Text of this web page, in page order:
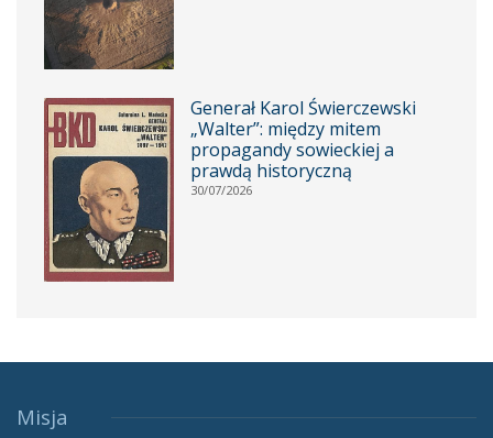
Generał Karol Świerczewski
„Walter”: między mitem
propagandy sowieckiej a
prawdą historyczną
30/07/2026
Misja